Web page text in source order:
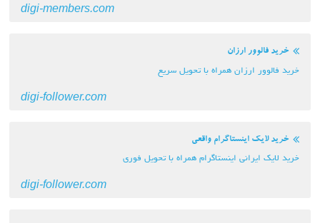
digi-members.com
خرید فالوور ارزان
خرید فالوور ارزان همراه با تحویل سریع
digi-follower.com
خرید لایک اینستاگرام واقعی
خرید لایک ایرانی اینستاگرام همراه با تحویل فوری
digi-follower.com